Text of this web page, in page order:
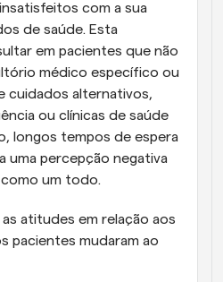
com a sua
de saúde. Esta
em pacientes que não
médico específico ou
cuidados alternativos,
ou clínicas de saúde
longos tempos de espera
uma percepção negativa
um todo.
atitudes em relação aos
pacientes mudaram ao